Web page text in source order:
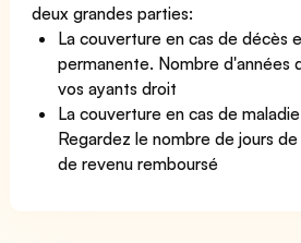
deux grandes parties:
La couverture en cas de décès
permanente. Nombre d'années
vos ayants droit
La couverture en cas de
Regardez le nombre de jours
de revenu remboursé